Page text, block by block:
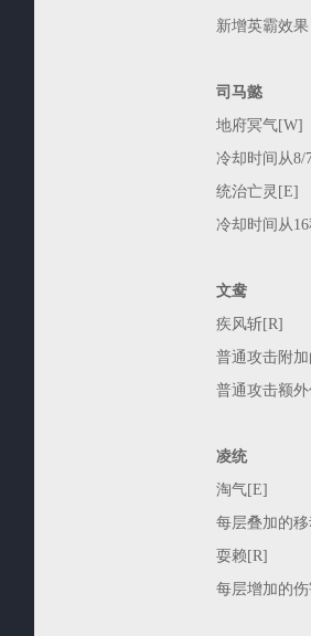
新增英霸效
司马懿
地府冥气[W]
冷却时间从8/
统治亡灵[E]
冷却时间从
文鸯
疾风斩[R]
普通攻击附
普通攻击额外
凌统
淘气[E]
每层叠加的
耍赖[R]
每层增加的伤